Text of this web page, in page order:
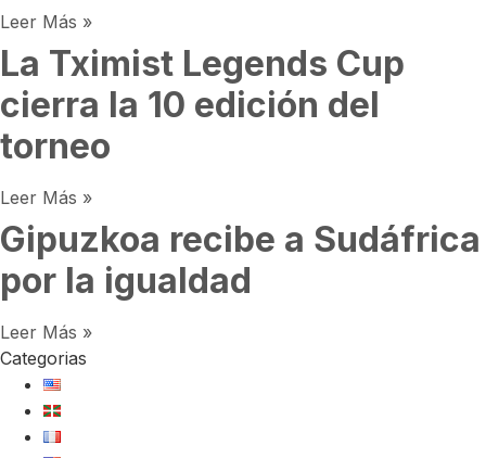
Leer Más »
La Tximist Legends Cup
cierra la 10 edición del
torneo
Leer Más »
Gipuzkoa recibe a Sudáfrica
por la igualdad
Leer Más »
Categorias